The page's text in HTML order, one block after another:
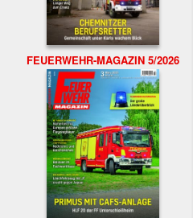
FEUERWEHR-MAGAZIN 5/2026